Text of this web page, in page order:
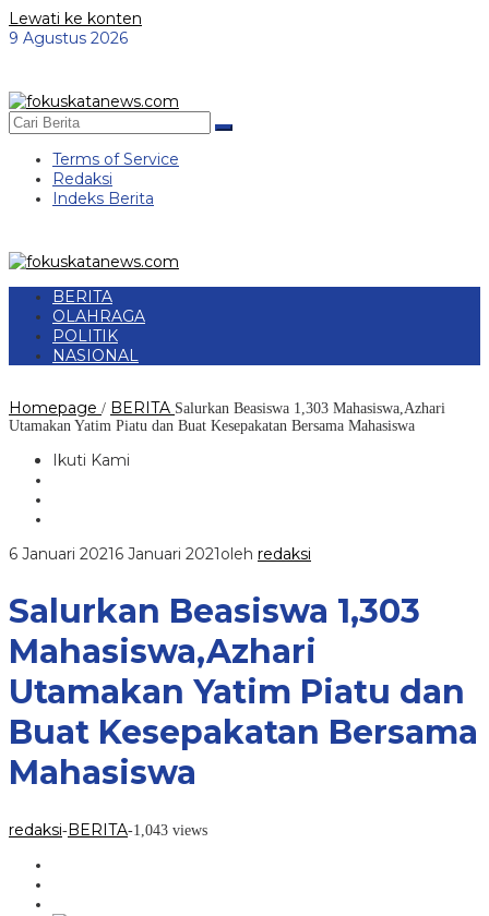
Lewati ke konten
9 Agustus 2026
Terms of Service
Redaksi
Indeks Berita
BERITA
OLAHRAGA
POLITIK
NASIONAL
Homepage / BERITA Salurkan Beasiswa 1,303 Mahasiswa,Azhari
Utamakan Yatim Piatu dan Buat Kesepakatan Bersama Mahasiswa
Ikuti Kami
6 Januari 20216 Januari 2021oleh redaksi
Salurkan Beasiswa 1,303
Mahasiswa,Azhari
Utamakan Yatim Piatu dan
Buat Kesepakatan Bersama
Mahasiswa
redaksi-BERITA-1,043 views